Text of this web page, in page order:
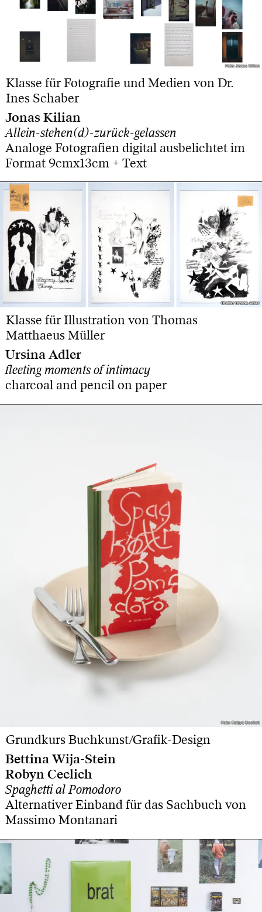
Foto: Jonas Kilian
Foto: Jonas Kilian
Klasse für Fotografie und Medien von Dr.
Ines Schaber
Jonas Kilian
Allein-stehen(d)-zurück-gelassen
Analoge Fotografien digital ausbelichtet im
Format 9cmx13cm + Text
Grafik: Ursina Adler
Grafik: Ursina Adler
Klasse für Illustration von Thomas
Matthaeus Müller
Ursina Adler
fleeting moments of intimacy
charcoal and pencil on paper
Foto: Robyn Ceclich
Foto: Robyn Ceclich
Grundkurs Buchkunst/Grafik-Design
Bettina Wija-Stein
Robyn Ceclich
Spaghetti al Pomodoro
Alternativer Einband für das Sachbuch von
Massimo Montanari